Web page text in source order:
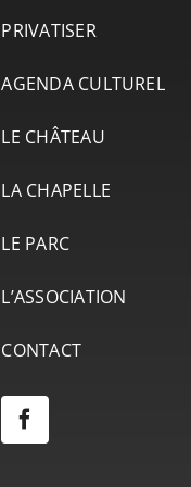
PRIVATISER
AGENDA CULTUREL
LE CHÂTEAU
LA CHAPELLE
LE PARC
L’ASSOCIATION
CONTACT